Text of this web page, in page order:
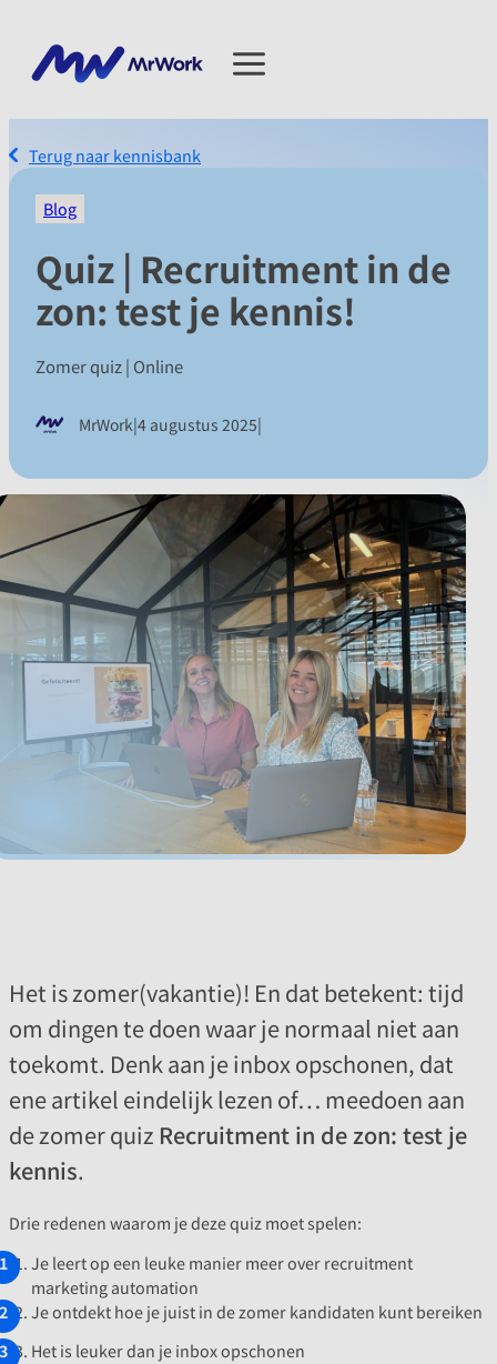
Terug naar kennisbank
Blog
Quiz | Recruitment in de
zon: test je kennis!
Zomer quiz | Online
MrWork|4 augustus 2025|
Het is zomer(vakantie)! En dat betekent: tijd
om dingen te doen waar je normaal niet aan
toekomt. Denk aan je inbox opschonen, dat
ene artikel eindelijk lezen of… meedoen aan
de zomer quiz Recruitment in de zon: test je
kennis.
Drie redenen waarom je deze quiz moet spelen:
Je leert op een leuke manier meer over recruitment
marketing automation
Je ontdekt hoe je juist in de zomer kandidaten kunt bereiken
Het is leuker dan je inbox opschonen